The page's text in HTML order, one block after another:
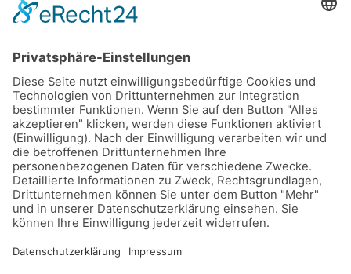
Grundschule St. Peter und Paul
84028 Landshut
Telefon: 0871/9749502-0
Telefax: 0871/9749502-51
E-Mail:rektorat@gs-peterundpaul-landshut.de
E-Mail:sekretariat@gs-peterundpaul-landshut.de